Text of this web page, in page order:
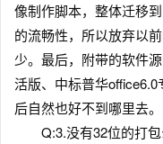
像制作脚本，整体迁移
的流畅性，所以放弃以
少。最后，附带的软件
活版、中标普华
后自然也好不到哪里去。
Q:3.没有32位的打